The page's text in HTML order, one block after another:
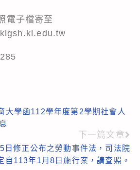
子檔寄至
285
大學函112學年度第2學期社會人
下一篇文章
日修正公布之勞動事件法，司法院
自113年1月8日施行案，請查照。